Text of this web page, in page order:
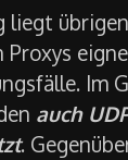
liegt
Proxys
Im
auch
.